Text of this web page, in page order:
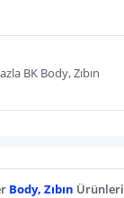
BK Body, Zıbın
Body, Zıbın Ürünleri